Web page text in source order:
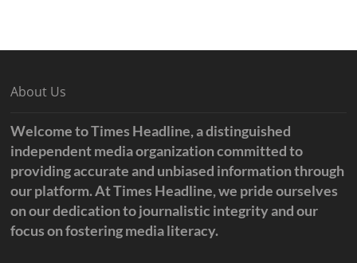
About Us
Welcome to Times Headline, a distinguished
independent media organization committed to
providing accurate and unbiased information through
our platform. At Times Headline, we pride ourselves
on our dedication to journalistic integrity and our
focus on fostering media literacy.